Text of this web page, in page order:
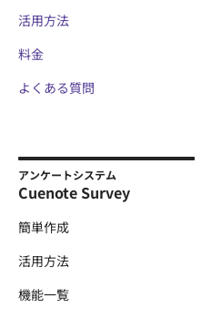
活用方法
料金
よくある質問
アンケートシステム
Cuenote Survey
簡単作成
活用方法
機能一覧